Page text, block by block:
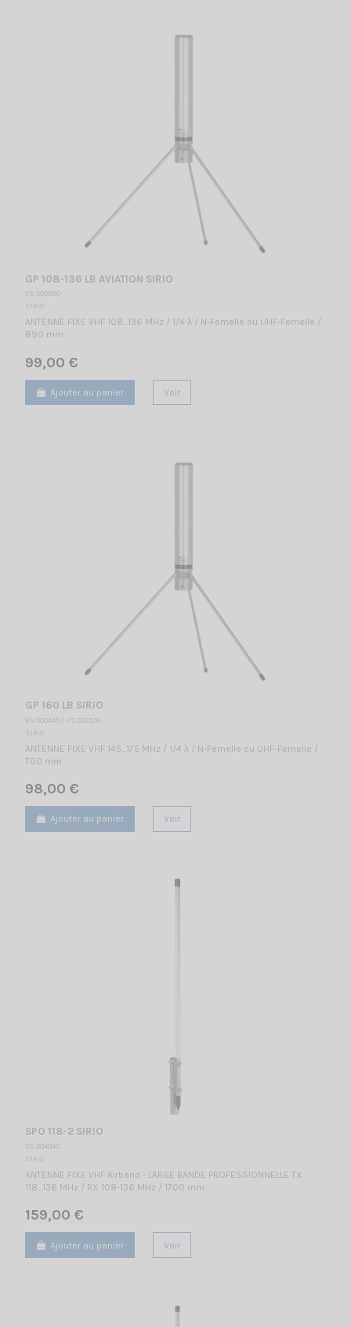
GP 108-136 LB AVIATION SIRIO
VS 000590
SIRIO
ANTENNE FIXE VHF 108...136 MHz / 1/4 λ / N-Femelle ou UHF-Femelle /
890 mm
99,00 €
Ajouter au panier Voir
GP 160 LB SIRIO
VS 000435 / VS 002550
SIRIO
ANTENNE FIXE VHF 145...175 MHz / 1/4 λ / N-Femelle ou UHF-Femelle /
700 mm
98,00 €
Ajouter au panier Voir
SPO 118-2 SIRIO
VS 004045
SIRIO
ANTENNE FIXE VHF Airband - LARGE BANDE PROFESSIONNELLE TX
118...136 MHz / RX 108-136 MHz / 1700 mm
159,00 €
Ajouter au panier Voir